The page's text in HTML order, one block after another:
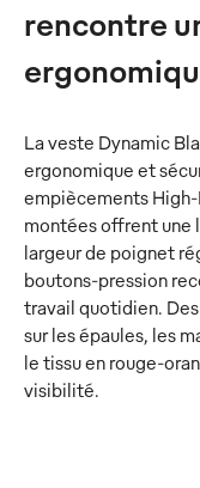
rencontre
La veste Dynamic
ergonomique et
empiècements High-
montées offrent
largeur de poignet
boutons-pression
travail quotidien.
sur les épaules, les
le tissu en rouge-
visibilité.